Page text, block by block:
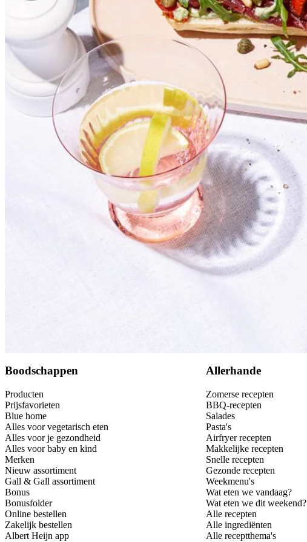
koelverse semi-gedroogde cherry tomaatjes
1
Boodschappen
Producten
Prijsfavorieten
Blue home
Alles voor vegetarisch eten
Alles voor je gezondheid
Alles voor baby en kind
Merken
Nieuw assortiment
Gall & Gall assortiment
Bonus
Bonusfolder
Online bestellen
Zakelijk bestellen
Albert Heijn app
Allerhande
Zomerse recepten
BBQ-recepten
Salades
Pasta's
Airfryer recepten
Makkelijke recepten
Snelle recepten
Gezonde recepten
Weekmenu's
Wat eten we vandaag?
Wat eten we dit weekend?
Alle recepten
Alle ingrediënten
Alle receptthema's